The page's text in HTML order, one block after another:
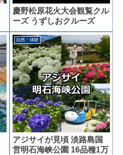
慶野松原花火大会観覧クル
ーズ うずしおクルーズ
自然・体験
アジサイが見頃 淡路島国
営明石海峡公園 16品種1万